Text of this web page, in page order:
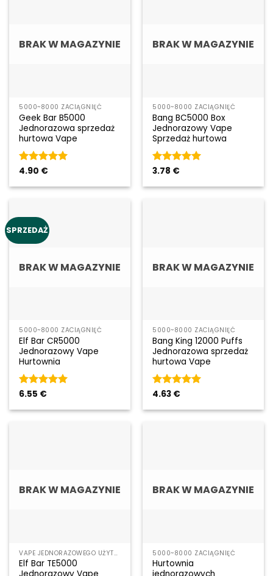
BRAK W MAGAZYNIE
5000~8000 ZACIĄGNIĘĆ
Geek Bar B5000
Jednorazowa sprzedaż
hurtowa Vape
Rated5
4.90 €
BRAK W MAGAZYNIE
5000~8000 ZACIĄGNIĘĆ
Bang BC5000 Box
Jednorazowy Vape
Sprzedaż hurtowa
Rated
3.78 €
SPRZEDAŻ
BRAK W MAGAZYNIE
5000~8000 ZACIĄGNIĘĆ
Elf Bar CR5000
Jednorazowy Vape
Hurtownia
Rated5
6.55 €
BRAK W MAGAZYNIE
5000~8000 ZACIĄGNIĘĆ
Bang King 12000 Puffs
Jednorazowa sprzedaż
hurtowa Vape
Rated5
4.63 €
BRAK W MAGAZYNIE
VAPE JEDNORAZOWEGO UŻYTKU
Elf Bar TE5000
BRAK W MAGAZYNIE
5000~8000 ZACIĄGNIĘĆ
Hurtownia